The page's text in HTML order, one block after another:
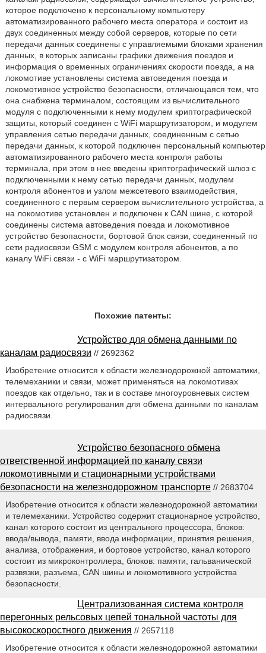
которое подключено к персональному компьютеру
автоматизированного рабочего места оператора и состоит из
двух соединенных между собой серверов, которые по сети
передачи данных соединены с управляемыми блоками хранения
данных, в которых записаны графики движения поездов и
информация о временных ограничениях скорости поезда, а на
локомотиве установлены система автоведения поезда и
локомотивное устройство безопасности, отличающаяся тем, что
она снабжена терминалом, состоящим из вычислительного
модуля с подключенными к нему модулем криптографической
защиты, который соединен с WiFi маршрутизатором, и модулем
управления сетью передачи данных, соединенным с сетью
передачи данных, к которой подключен персональный компьютер
автоматизированного рабочего места контроля работы
терминала, при этом в нее введены криптографический шлюз с
подключенными к нему сетью передачи данных, модулем
контроля абонентов и узлом межсетевого взаимодействия,
соединенного с первым сервером вычислительного устройства, а
на локомотиве установлен и подключен к CAN шине, с которой
соединены система автоведения поезда и локомотивное
устройство безопасности, бортовой блок связи, соединенный по
сети радиосвязи GSM с модулем контроля абонентов, а по
каналу WiFi связи - с WiFi маршрутизатором.
Похожие патенты:
Устройство для обмена данными по
каналам радиосвязи // 2692362
Изобретение относится к области железнодорожной автоматики,
телемеханики и связи, может применяться на локомотивах
поездов как отдельно, так и в составе многоуровневых систем
интервального регулирования для обмена данными по каналам
радиосвязи.
Устройство безопасного обмена
ответственной информацией по каналу связи
локомотивными и стационарными устройствами
безопасности на железнодорожном транспорте // 2683704
Изобретение относится к области железнодорожной автоматики
и телемеханики. Устройство содержит стационарное устройство,
канал которого состоит из центрального процессора, блоков:
ввода/вывода, памяти, ввода информации, принятия решения,
анализа, отображения, и бортовое устройство, канал которого
состоит из микроконтроллера, блоков: памяти, гальванической
развязки, разъема, CAN шины и локомотивного устройства
безопасности.
Централизованная система контроля
перегонных рельсовых цепей тональной частоты для
высокоскоростного движения // 2657118
Изобретение относится к области железнодорожной автоматики